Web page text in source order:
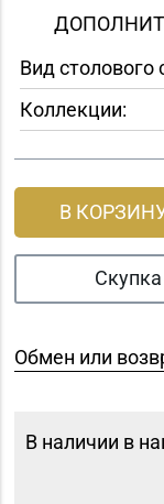
Вид столового
Коллекции:
В
Скупка
Обмен или
В наличии в